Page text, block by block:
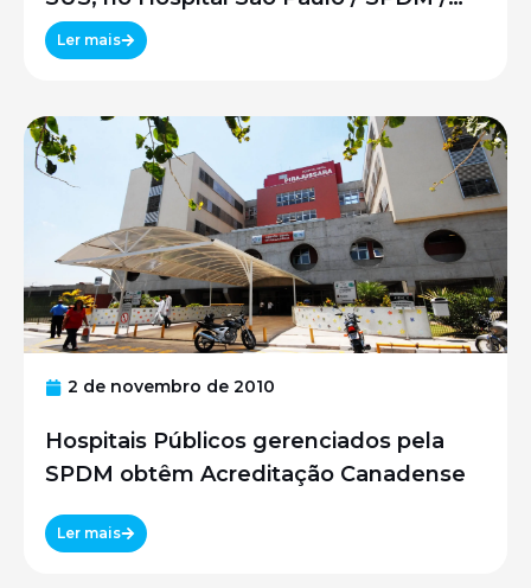
UNIFESP
Ler mais
2 de novembro de 2010
Hospitais Públicos gerenciados pela
SPDM obtêm Acreditação Canadense
Ler mais